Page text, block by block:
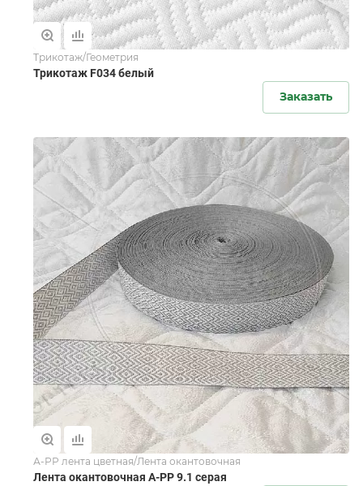
Трикотаж/Геометрия
Трикотаж F034 белый
Заказать
А-РР лента цветная/Лента окантовочная
Лента окантовочная А-PР 9.1 серая